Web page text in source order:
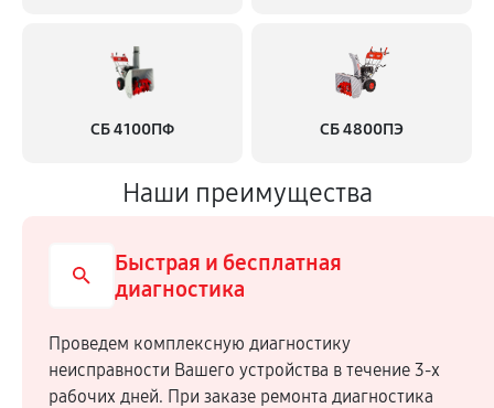
СБ 4100ПФ СБ 4800ПЭ
Наши преимущества
Быстрая и бесплатная
диагностика
Проведем комплексную диагностику
неисправности Вашего устройства в течение 3-х
рабочих дней. При заказе ремонта диагностика